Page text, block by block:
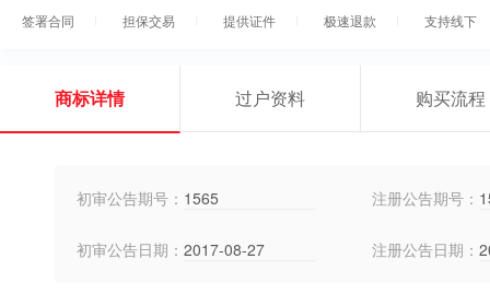
签署合同 担保交易 提供证件 极速退款 支持线下
商标详情 过户资料 购买流程
初审公告期号： 1565 注册公告期号：
初审公告日期： 2017-08-27 注册公告日期：